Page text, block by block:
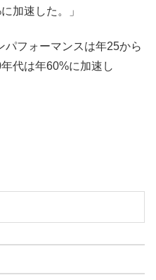
加速した。」
パフォーマンスは年25から
代は年60%に加速し